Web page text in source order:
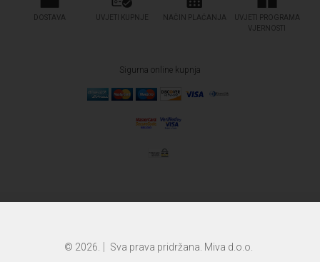
DOSTAVA UVJETI KUPNJE NAČIN PLAĆANJA
UVJETI PROGRAMA
VJERNOSTI
Sigurna online kupnja
© 2026. Sva prava pridržana. Miva d.o.o.